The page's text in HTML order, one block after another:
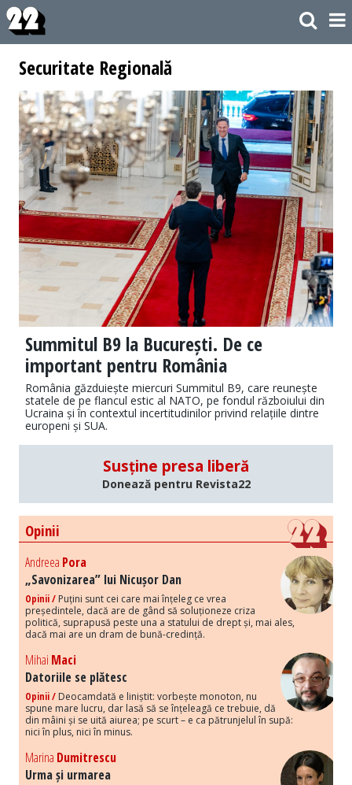
Securitate Regională
Summitul B9 la București. De ce
important pentru România
România găzduiește miercuri Summitul B9, care reunește
statele de pe flancul estic al NATO, pe fondul războiului din
Ucraina și în contextul incertitudinilor privind relațiile dintre
europeni și SUA.
Susține presa liberă
Donează pentru Revista22
Opinii
Andreea Pora
„Savonizarea” lui Nicușor Dan
Opinii / Puțini sunt cei care mai înțeleg ce vrea
președintele, dacă are de gând să soluționeze criza
politică, suprapusă peste una a statului de drept și, mai ales,
dacă mai are un dram de bună-credință.
Mihai Maci
Datoriile se plătesc
Opinii / Deocamdată e liniștit: vorbește monoton, nu
spune mare lucru, dar lasă să se înțeleagă ce trebuie, dă
din mâini și se uită aiurea; pe scurt – e ca pătrunjelul în supă:
nici în plus, nici în minus.
Marina Dumitrescu
Urma și urmarea